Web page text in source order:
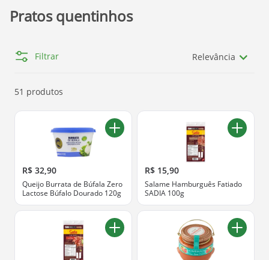
Pratos quentinhos
Filtrar Relevância
51 produtos
R$ 32,90
Queijo Burrata de Búfala Zero
Lactose Búfalo Dourado 120g
R$ 15,90
Salame Hamburguês Fatiado
SADIA 100g